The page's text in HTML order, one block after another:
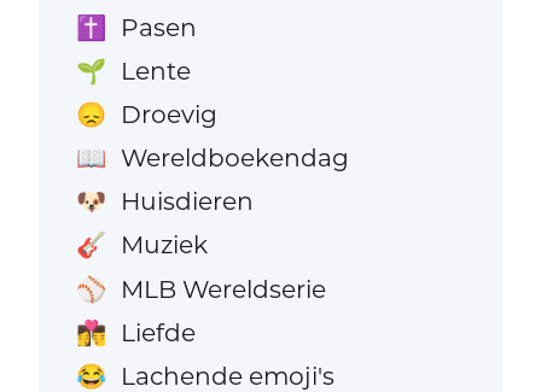
✝️ Pasen
🌱 Lente
😞 Droevig
📖 Wereldboekendag
🐶 Huisdieren
🎸 Muziek
⚾ MLB Wereldserie
👩‍❤️‍💋‍👨 Liefde
😂 Lachende emoji's